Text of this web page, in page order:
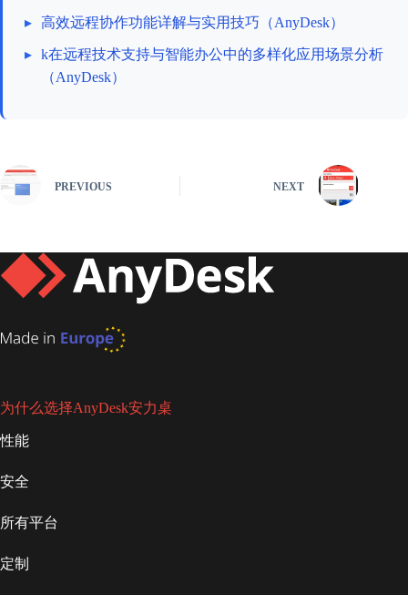
▸ 高效远程协作功能详解与实用技巧（AnyDesk）
▸ k在远程技术支持与智能办公中的多样化应用场景分析
（AnyDesk）
PREVIOUS NEXT
为什么选择AnyDesk安力桌
性能
安全
所有平台
定制